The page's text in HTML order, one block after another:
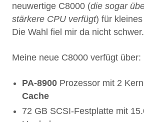
neuwertige C8000 (die sogar
stärkere CPU verfügt) für
Die Wahl fiel mir da nicht
Meine neue C8000 verfügt über:
PA-8900 Prozessor mit 2
Cache
72 GB SCSI-Festplatte mit